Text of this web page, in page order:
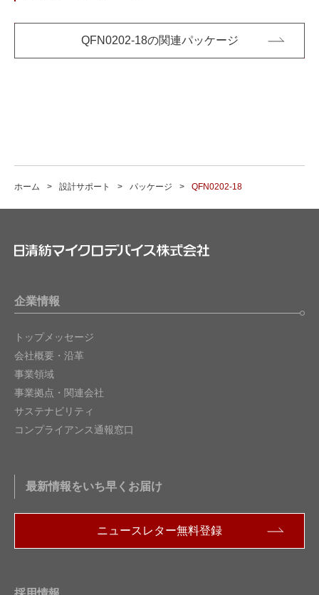
QFN0202-18の関連パッケージ
ホーム 設計サポート パッケージ QFN0202-18
企業情報
トップメッセージ
会社概要・沿革
事業領域
事業拠点・関連会社
サステナビリティ
コンプライアンス通報窓口
最新情報をいち早くお届け
ニュースレター無料登録